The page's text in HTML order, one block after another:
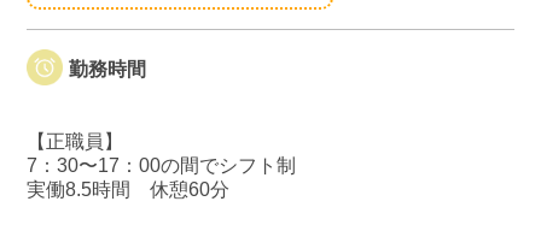
勤務時間
【正職員】
7：30〜17：00の間でシフト制
実働8.5時間 休憩60分